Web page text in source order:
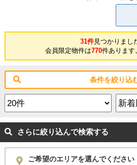
31件見つかりまし
会員限定物件は770件あります
条件を絞り込
さらに絞り込んで検索する
ご希望のエリアを選んでください